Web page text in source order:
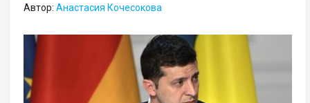
Автор:Анастасия Кочесокова